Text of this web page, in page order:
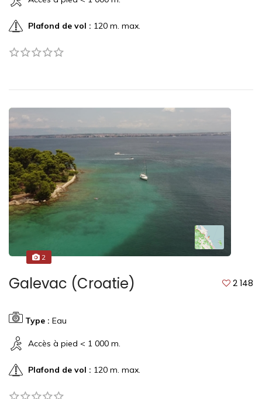
Plafond de vol : 120 m. max.
2
Galevac (Croatie) 2 148
Type : Eau
Accès à pied < 1 000 m.
Plafond de vol : 120 m. max.